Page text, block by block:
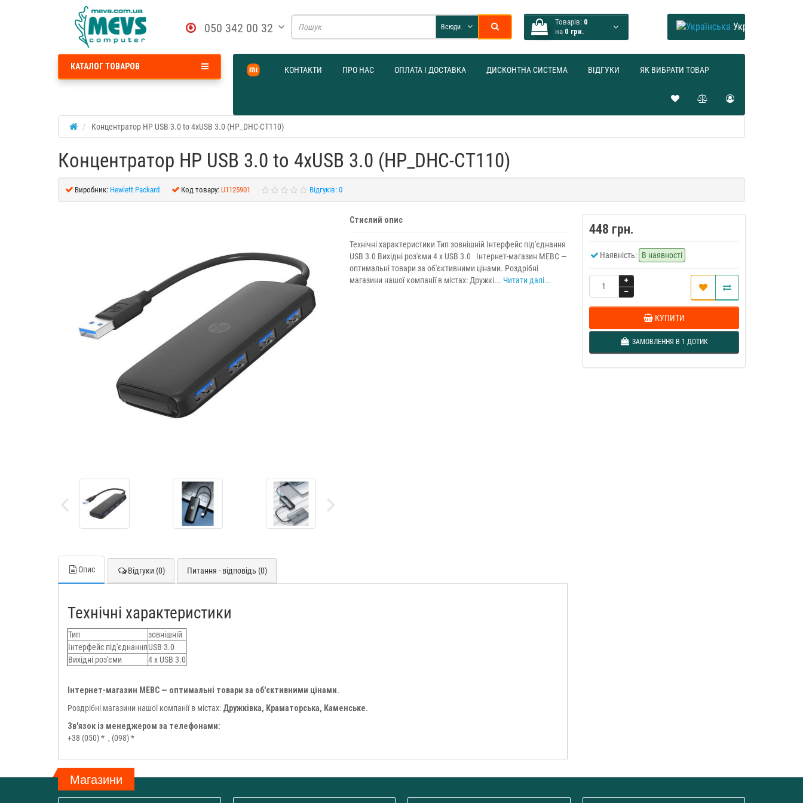
050 342 00 32 Товарів: 0
на 0 грн.
Всюди Українська
КОНТАКТИ ПРО НАС ОПЛАТА І ДОСТАВКА ДИСКОНТНА СИСТЕМА ВІДГУКИ ЯК ВИБРАТИ ТОВАР
КАТАЛОГ ТОВАРОВ
Концентратор HP USB 3.0 to 4xUSB 3.0 (HP_DHC-CT110)
Концентратор HP USB 3.0 to 4xUSB 3.0 (HP_DHC-CT110)
Виробник: Hewlett Packard Код товару: U1125901 Відгуків: 0
Стислий опис
Технічні характеристики Тип зовнішній Інтерфейс під'єднання
USB 3.0 Вихідні роз'єми 4 x USB 3.0 Інтернет-магазин МЕВС —
оптимальні товари за об'єктивними цінами. Роздрібні
магазини нашої компанії в містах: Дружкі... Читати далі...
448 грн.
Наявність: В наявності
КУПИТИ
ЗАМОВЛЕННЯ В 1 ДОТИК
Опис Відгуки (0) Питання - відповідь (0)
Технічні характеристики
Тип
зовнішній
Інтерфейс під'єднанняUSB 3.0
Вихідні роз'єми
4 x USB 3.0
Інтернет-магазин МЕВС — оптимальні товари за об'єктивними цінами.
Роздрібні магазини нашої компанії в містах: Дружківка, Краматорська, Каменське.
Зв'язок із менеджером за телефонами:
+38 (050) * , (098) *
Магазини